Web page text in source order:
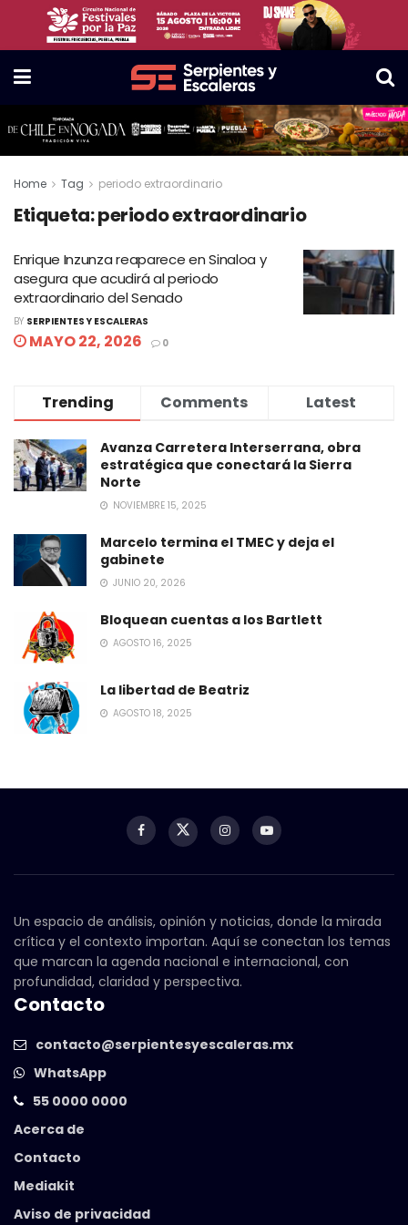
Home Tag periodo extraordinario
Etiqueta:periodo extraordinario
Enrique Inzunza reaparece en Sinaloa y
asegura que acudirá al periodo
extraordinario del Senado
BY SERPIENTES Y ESCALERAS
MAYO 22, 2026 0
Trending Comments Latest
Avanza Carretera Interserrana, obra
estratégica que conectará la Sierra
Norte
NOVIEMBRE 15, 2025
Marcelo termina el TMEC y deja el
gabinete
JUNIO 20, 2026
Bloquean cuentas a los Bartlett
AGOSTO 16, 2025
La libertad de Beatriz
AGOSTO 18, 2025
Un espacio de análisis, opinión y noticias, donde la mirada
crítica y el contexto importan. Aquí se conectan los temas
que marcan la agenda nacional e internacional, con
profundidad, claridad y perspectiva.
Contacto
contacto@serpientesyescaleras.mx
WhatsApp
55 0000 0000
Acerca de
Contacto
Mediakit
Aviso de privacidad